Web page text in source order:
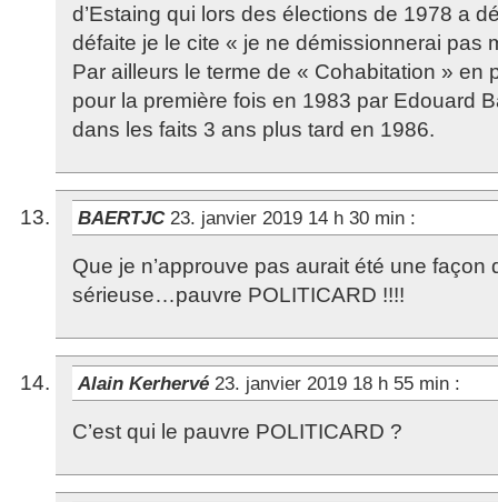
d’Estaing qui lors des élections de 1978 a
défaite je le cite « je ne démissionnerai pas
Par ailleurs le terme de « Cohabitation » en
pour la première fois en 1983 par Edouard
dans les faits 3 ans plus tard en 1986.
BAERTJC 23. janvier 2019 14 h 30 min :
Que je n’approuve pas aurait été une façon
sérieuse…pauvre POLITICARD !!!!
Alain Kerhervé 23. janvier 2019 18 h 55 min :
C’est qui le pauvre POLITICARD ?